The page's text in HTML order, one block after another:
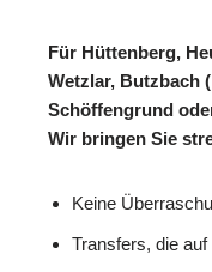
Für Hüttenberg,
Wetzlar, Butzbach
Schöffengrund
Wir bringen Sie
Keine
Transfers, die